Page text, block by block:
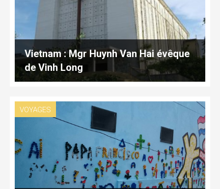
Vietnam : Mgr Huynh Van Hai évêque
de Vinh Long
VOYAGES